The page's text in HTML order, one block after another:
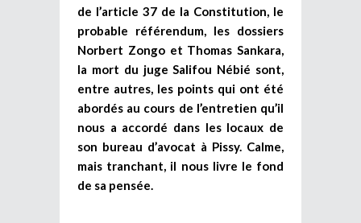
de l’article 37 de la Constitution, le
probable référendum, les dossiers
Norbert Zongo et Thomas Sankara,
la mort du juge Salifou Nébié sont,
entre autres, les points qui ont été
abordés au cours de l’entretien qu’il
nous a accordé dans les locaux de
son bureau d’avocat à Pissy. Calme,
mais tranchant, il nous livre le fond
de sa pensée.